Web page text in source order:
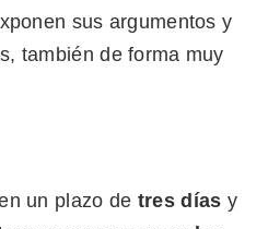
sus argumentos y
también de forma muy
un plazo de tres días y